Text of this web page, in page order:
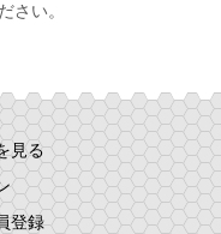
さい。
見る
登録